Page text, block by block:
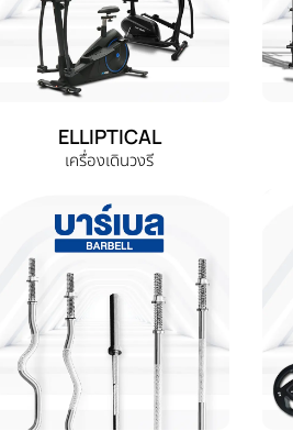
ELLIPTICAL
เครื่องเดินวงรี